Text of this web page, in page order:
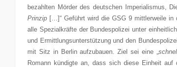
bezahlten Mörder des deutschen Imperialismus,
Prinzip […]“ Geführt wird die GSG 9 mittlerweile in
alle Spezialkräfte der Bundespolizei unter
und Ermittlungsunterstützung und den
mit Sitz in Berlin aufzubauen. Ziel sei eine „
Romann kündigte an, dass sich diese Einheit auf